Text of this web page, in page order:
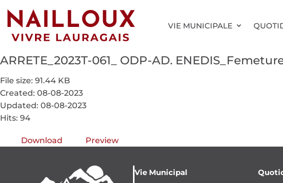
VIE MUNICIPALE
ARRETE_2023T-061_ ODP-AD.
File size: 91.44 KB
Created: 08-08-2023
Updated: 08-08-2023
Hits: 94
Download Preview
Vie Municipal